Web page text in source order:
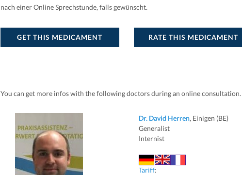
nach einer Online Sprechstunde, falls gewünscht.
GET THIS MEDICAMENT RATE THIS MEDICAMENT
You can get more infos with the following doctors during an online
Dr. David Herren, Einigen (BE)
Generalist
Internist
Tariff: